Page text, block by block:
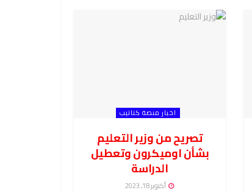
اخبار منصة كتاتيب
تصريح من وزير التعليم
بشأن اوميكرون وتعطيل
الدراسة
أكتوبر 18, 2023